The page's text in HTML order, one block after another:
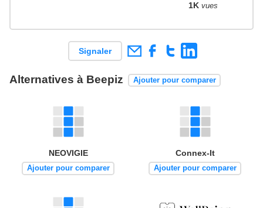
1K vues
Signaler
Alternatives à Beepiz Ajouter pour comparer
NEOVIGIE
Ajouter pour comparer
Connex-It
Ajouter pour comparer